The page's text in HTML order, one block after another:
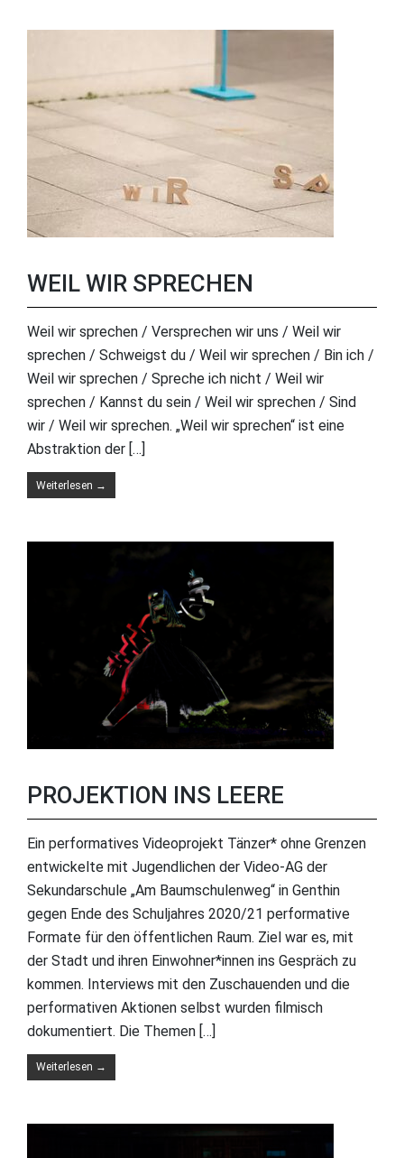
WEIL WIR SPRECHEN
Weil wir sprechen / Versprechen wir uns / Weil wir
sprechen / Schweigst du / Weil wir sprechen / Bin ich /
Weil wir sprechen / Spreche ich nicht / Weil wir
sprechen / Kannst du sein / Weil wir sprechen / Sind
wir / Weil wir sprechen. „Weil wir sprechen“ ist eine
Abstraktion der […]
Weiterlesen →
PROJEKTION INS LEERE
Ein performatives Videoprojekt Tänzer* ohne Grenzen
entwickelte mit Jugendlichen der Video-AG der
Sekundarschule „Am Baumschulenweg“ in Genthin
gegen Ende des Schuljahres 2020/21 performative
Formate für den öffentlichen Raum. Ziel war es, mit
der Stadt und ihren Einwohner*innen ins Gespräch zu
kommen. Interviews mit den Zuschauenden und die
performativen Aktionen selbst wurden filmisch
dokumentiert. Die Themen […]
Weiterlesen →